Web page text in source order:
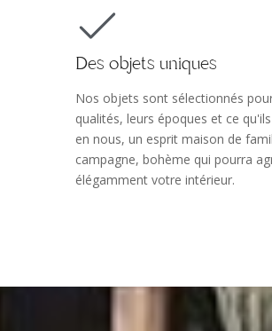
Des objets uniques
Nos objets sont sélectionnés
qualités, leurs époques et ce
en nous, un esprit maison de
campagne, bohème qui pourra
élégamment votre intérieur.